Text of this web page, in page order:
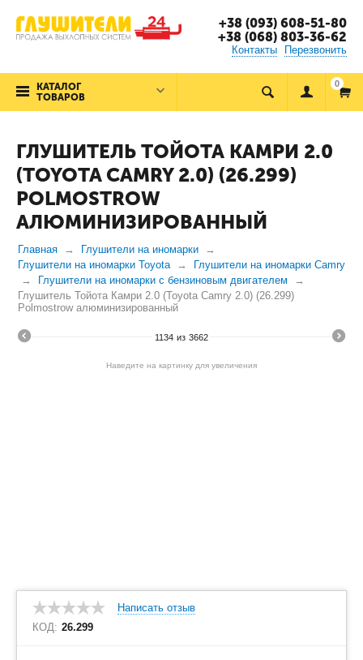
+38 (093) 608-51-80
+38 (068) 803-36-62
Контакты Перезвонить
КАТАЛОГ
ТОВАРОВ
0
ГЛУШИТЕЛЬ ТОЙОТА КАМРИ 2.0
(TOYOTA CAMRY 2.0) (26.299)
POLMOSTROW
АЛЮМИНИЗИРОВАННЫЙ
Главная
Глушители на иномарки
Глушители на иномарки Toyota
Глушители на иномарки Camry
Глушители на иномарки с бензиновым двигателем
Глушитель Тойота Камри 2.0 (Toyota Camry 2.0) (26.299)
Polmostrow алюминизированный
1134 из 3662
Наведите на картинку для увеличения
Написать отзыв
КОД: 26.299